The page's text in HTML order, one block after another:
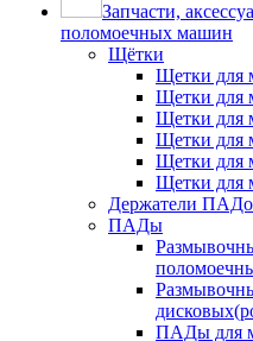
Запчасти,
поломоечных машин
Щётки
Щетки для
Щетки для
Щетки для
Щетки для
Щетки для
Щетки для
Держатели
ПАДы
ПАДы для